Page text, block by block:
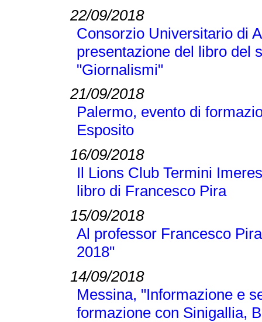
22/09/2018
Consorzio Universitario di
presentazione del libro del
"Giornalismi"
21/09/2018
Palermo, evento di
Esposito
16/09/2018
Il Lions Club Termini
libro di Francesco Pira
15/09/2018
Al professor Francesco
2018"
14/09/2018
Messina, "Informazione e
formazione con Sinigallia,